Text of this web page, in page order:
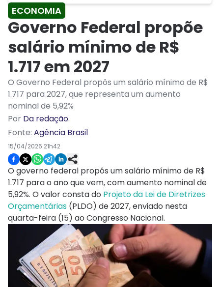
ECONOMIA
Governo Federal propõe
salário mínimo de R$
1.717 em 2027
O Governo Federal propôs um salário mínimo de R$
1.717 para 2027, que representa um aumento
nominal de 5,92%
Por Da redação.
Fonte: Agência Brasil
15/04/2026 21h42
O governo federal propôs um salário mínimo de R$
1.717 para o ano que vem, com aumento nominal de
5,92%. O valor consta do Projeto da Lei de Diretrizes
Orçamentárias (PLDO) de 2027, enviado nesta
quarta-feira (15) ao Congresso Nacional.